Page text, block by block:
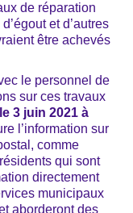
de réparation
et d’autres
être achevés
le personnel de
sur ces travaux
le 3 juin 2021 à
l’information sur
comme
qui sont
directement
municipaux
aborderont des